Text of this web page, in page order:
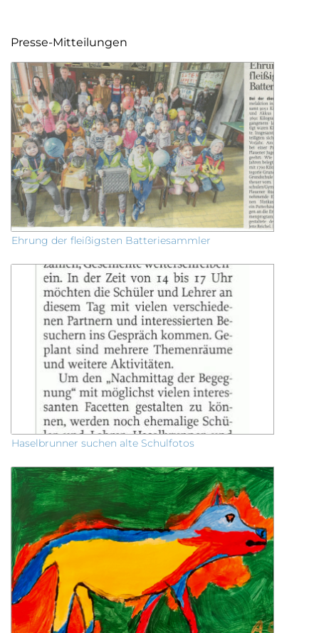
Presse-Mitteilungen
Ehrung der fleißigsten Batteriesammler
Haselbrunner suchen alte Schulfotos